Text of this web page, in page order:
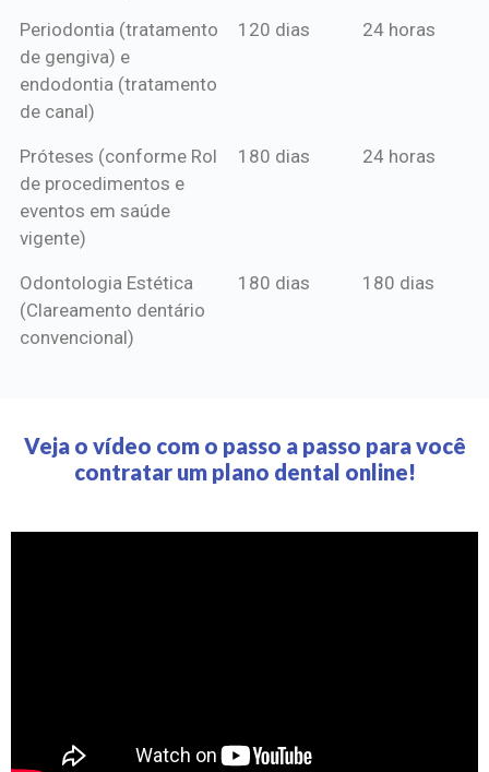
Periodontia (tratamento
de gengiva) e
endodontia (tratamento
de canal)
120 dias 24 horas
Próteses (conforme Rol
de procedimentos e
eventos em saúde
vigente)
180 dias 24 horas
Odontologia Estética
(Clareamento dentário
convencional)
180 dias 180 dias
Veja o vídeo com o passo a passo para você
contratar um plano dental online!